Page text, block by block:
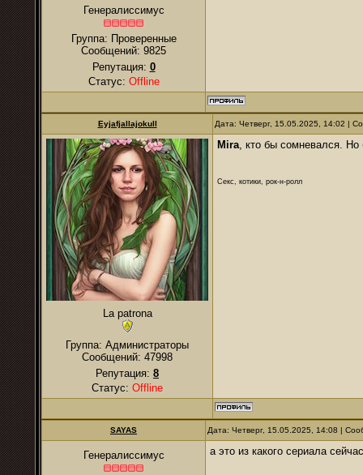
Генералиссимус
Группа: Проверенные
Сообщений: 9825
Репутация: 0
Статус: Offline
Eyjafjallajokull Дата: Четверг, 15.05.2025, 14:02 |
La patrona
Группа: Администраторы
Сообщений: 47998
Репутация: 8
Статус: Offline
Mira, кто бы сомневался. Но
Секс, котики, рок-н-ролл
SAYAS Дата: Четверг, 15.05.2025, 14:08 |
Генералиссимус а это из какого сериала